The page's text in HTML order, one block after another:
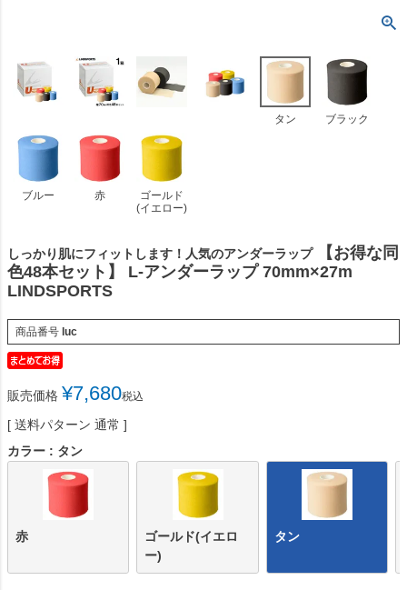
タン ブラック
ブルー 赤
ゴールド
(イエロー)
しっかり肌にフィットします！人気のアンダーラップ
【お得な同
色48本セット】 L-アンダーラップ 70mm×27m
LINDSPORTS
商品番号 luc
販売価格 ¥7,680税込
送料パターン 通常
カラー
タン
赤
ゴールド(イエロ
ー)
タン